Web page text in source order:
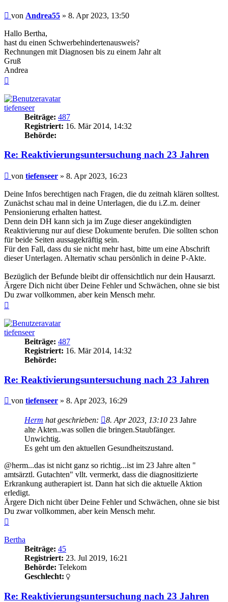
Beitrag
von Andrea55 » 8. Apr 2023, 13:50
Hallo Bertha,
hast du einen Schwerbehindertenausweis?
Rechnungen mit Diagnosen bis zu einem Jahr alt
Gruß
Andrea
tiefenseer
Beiträge: 487
Registriert: 16. Mär 2014, 14:32
Behörde:
Re: Reaktivierungsuntersuchung nach 23 Jahren
Beitrag
von tiefenseer » 8. Apr 2023, 16:23
Deine Infos berechtigen nach Fragen, die du zeitnah klären solltest.
Zunächst schau mal in deine Unterlagen, die du i.Z.m. deiner
Pensionierung erhalten hattest.
Denn dein DH kann sich ja im Zuge dieser angekündigten
Reaktivierung nur auf diese Dokumente berufen. Die sollten schon
für beide Seiten aussagekräftig sein.
Für den Fall, dass du sie nicht mehr hast, bitte um eine Abschrift
dieser Unterlagen. Alternativ schau persönlich in deine P-Akte.
Bezüglich der Befunde bleibt dir offensichtlich nur dein Hausarzt.
Ärgere Dich nicht über Deine Fehler und Schwächen, ohne sie bist
Du zwar vollkommen, aber kein Mensch mehr.
tiefenseer
Beiträge: 487
Registriert: 16. Mär 2014, 14:32
Behörde:
Re: Reaktivierungsuntersuchung nach 23 Jahren
Beitrag
von tiefenseer » 8. Apr 2023, 16:29
Herm hat geschrieben: 8. Apr 2023, 13:10 23 Jahre
alte Akten..was sollen die bringen.Staubfänger.
Unwichtig.
Es geht um den aktuellen Gesundheitszustand.
@herm...das ist nicht ganz so richtig...ist im 23 Jahre alten "
amtsärztl. Gutachten" vllt. vermerkt, dass die diagnositizierte
Erkrankung autherapiert ist. Dann hat sich die aktuelle Aktion
erledigt.
Ärgere Dich nicht über Deine Fehler und Schwächen, ohne sie bist
Du zwar vollkommen, aber kein Mensch mehr.
Bertha
Beiträge: 45
Registriert: 23. Jul 2019, 16:21
Behörde: Telekom
Geschlecht:
Re: Reaktivierungsuntersuchung nach 23 Jahren